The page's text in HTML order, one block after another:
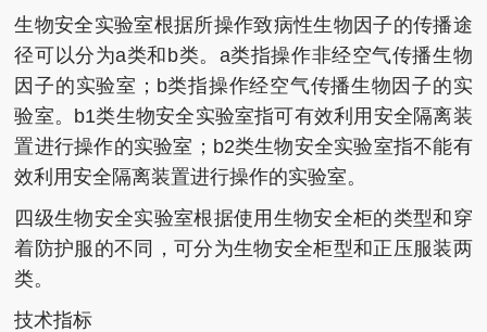
生物安全实验室根据所操作致病性生物因子的传播途
径可以分为a类和b类。a类指操作非经空气传播生物
因子的实验室；b类指操作经空气传播生物因子的实
验室。b1类生物安全实验室指可有效利用安全隔离装
置进行操作的实验室；b2类生物安全实验室指不能有
效利用安全隔离装置进行操作的实验室。
四级生物安全实验室根据使用生物安全柜的类型和穿
着防护服的不同，可分为生物安全柜型和正压服装两
类。
技术指标